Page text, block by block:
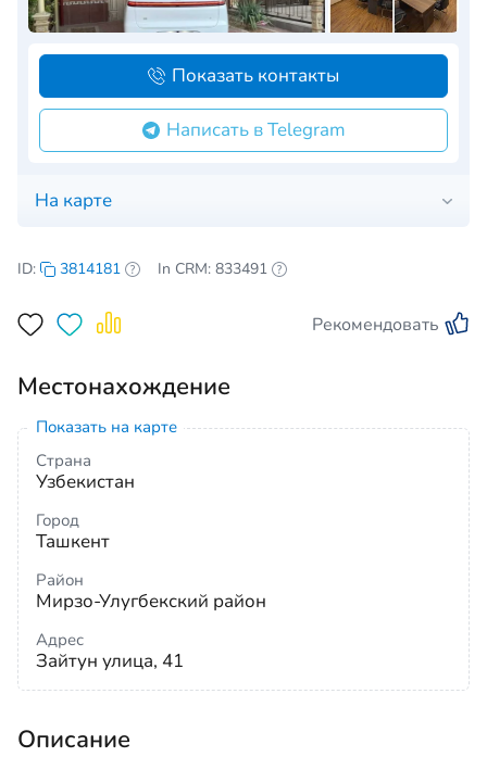
На карте
Написать в Telegram
Показать контакты
ID: 3814181 In CRM: 833491
Рекомендовать
Местонахождение
Показать на карте
Страна
Узбекистан
Город
Ташкент
Район
Мирзо-Улугбекский район
Адрес
Зайтун улица, 41
Описание